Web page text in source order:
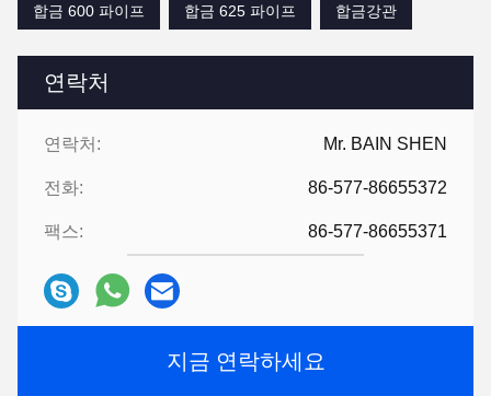
연락처
연락처: Mr. BAIN SHEN
전화: 86-577-86655372
팩스: 86-577-86655371
지금 연락하세요
합금 600 파이프
합금 625 파이프 합금강관